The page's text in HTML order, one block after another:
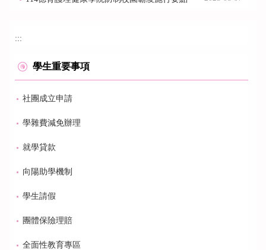
:::
學生重要事項
社團成立申請
學雜費減免辦理
就學貸款
向陽助學機制
學生請假
團體保險理賠
全面性教育專區